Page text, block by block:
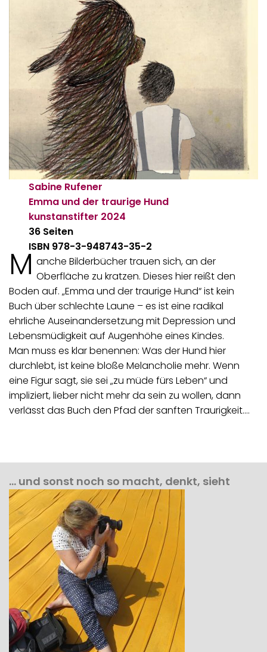
Sabine Rufener
Emma und der traurige Hund
kunstanstifter 2024
36 Seiten
ISBN 978-3-948743-35-2
M anche Bilderbücher trauen sich, an der
Oberfläche zu kratzen. Dieses hier reißt den
Boden auf. „Emma und der traurige Hund“ ist kein
Buch über schlechte Laune – es ist eine radikal
ehrliche Auseinandersetzung mit Depression und
Lebensmüdigkeit auf Augenhöhe eines Kindes.
Man muss es klar benennen: Was der Hund hier
durchlebt, ist keine bloße Melancholie mehr. Wenn
eine Figur sagt, sie sei „zu müde fürs Leben“ und
impliziert, lieber nicht mehr da sein zu wollen, dann
verlässt das Buch den Pfad der sanften Traurigkeit.…
… und sonst noch so macht, denkt, sieht